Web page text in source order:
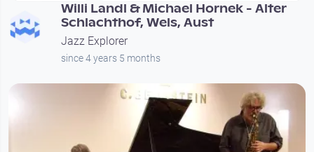
Willi Landl & Michael Hornek - Alter
Schlachthof, Wels, Aust
Jazz Explorer
since 4 years 5 months